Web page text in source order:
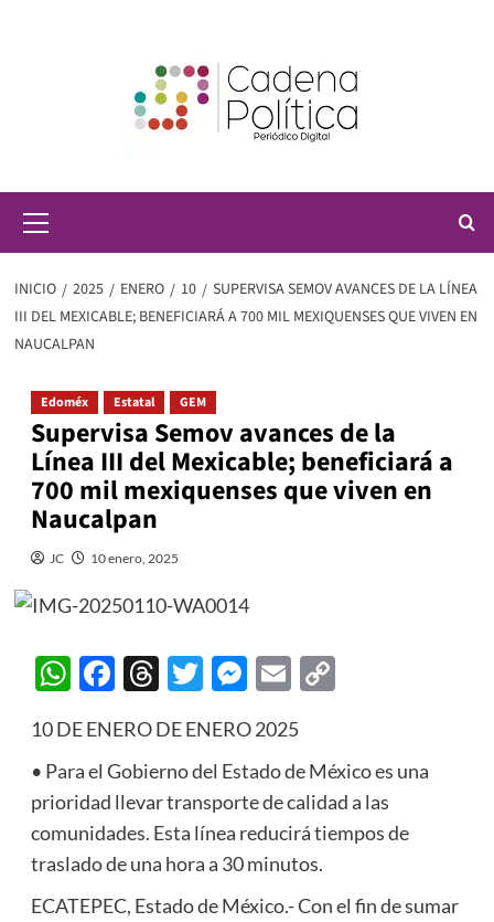
principal
INICIO 2025 ENERO 10
SUPERVISA SEMOV AVANCES DE LA LÍNEA
III DEL MEXICABLE; BENEFICIARÁ A 700 MIL MEXIQUENSES QUE VIVEN EN
NAUCALPAN
Edoméx Estatal GEM
Supervisa Semov avances de la
Línea III del Mexicable; beneficiará a
700 mil mexiquenses que viven en
Naucalpan
JC 10 enero, 2025
WhatsApp
Facebook
Threads
Twitter
Messenger
EmailCopy
10 DE ENERO DE ENERO 2025
• Para el Gobierno del Estado de México es una
prioridad llevar transporte de calidad a las
comunidades. Esta línea reducirá tiempos de
traslado de una hora a 30 minutos.
ECATEPEC, Estado de México.- Con el fin de sumar